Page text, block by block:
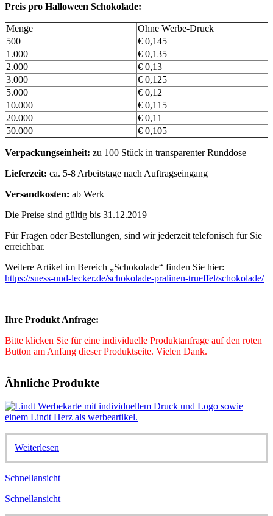
Preis pro Halloween Schokolade:
Menge
Ohne Werbe-Druck
500
€ 0,145
1.000
€ 0,135
2.000
€ 0,13
3.000
€ 0,125
5.000
€ 0,12
10.000
€ 0,115
20.000
€ 0,11
50.000
€ 0,105
Verpackungseinheit: zu 100 Stück in transparenter Runddose
Lieferzeit: ca. 5-8 Arbeitstage nach Auftragseingang
Versandkosten: ab Werk
Die Preise sind gültig bis 31.12.2019
Für Fragen oder Bestellungen, sind wir jederzeit telefonisch für Sie
erreichbar.
Weitere Artikel im Bereich „Schokolade“ finden Sie hier:
https://suess-und-lecker.de/schokolade-pralinen-trueffel/schokolade/
Ihre Produkt Anfrage:
Bitte klicken Sie für eine individuelle Produktanfrage auf den roten
Button am Anfang dieser Produktseite. Vielen Dank.
Ähnliche Produkte
Weiterlesen
Schnellansicht
Schnellansicht